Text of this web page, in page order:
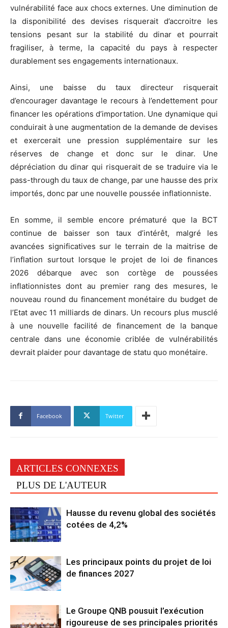
vulnérabilité face aux chocs externes. Une diminution de
la disponibilité des devises risquerait d’accroitre les
tensions pesant sur la stabilité du dinar et pourrait
fragiliser, à terme, la capacité du pays à respecter
durablement ses engagements internationaux.
Ainsi, une baisse du taux directeur risquerait
d’encourager davantage le recours à l’endettement pour
financer les opérations d’importation. Une dynamique qui
conduirait à une augmentation de la demande de devises
et exercerait une pression supplémentaire sur les
réserves de change et donc sur le dinar. Une
dépréciation du dinar qui risquerait de se traduire via le
pass-through du taux de change, par une hausse des prix
importés, donc par une nouvelle poussée inflationniste.
En somme, il semble encore prématuré que la BCT
continue de baisser son taux d’intérêt, malgré les
avancées significatives sur le terrain de la maitrise de
l’inflation surtout lorsque le projet de loi de finances
2026 débarque avec son cortège de poussées
inflationnistes dont au premier rang des mesures, le
nouveau round du financement monétaire du budget de
l’Etat avec 11 milliards de dinars. Un recours plus musclé
à une nouvelle facilité de financement de la banque
centrale dans une économie criblée de vulnérabilités
devrait plaider pour davantage de statu quo monétaire.
Facebook Twitter
ARTICLES CONNEXES
PLUS DE L'AUTEUR
Hausse du revenu global des sociétés
cotées de 4,2%
Les principaux points du projet de loi
de finances 2027
Le Groupe QNB pousuit l’exécution
rigoureuse de ses principales priorités